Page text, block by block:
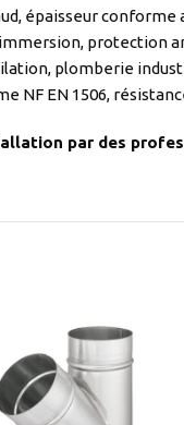
épaisseur conforme
protection
plomberie
NF EN 1506,
par des